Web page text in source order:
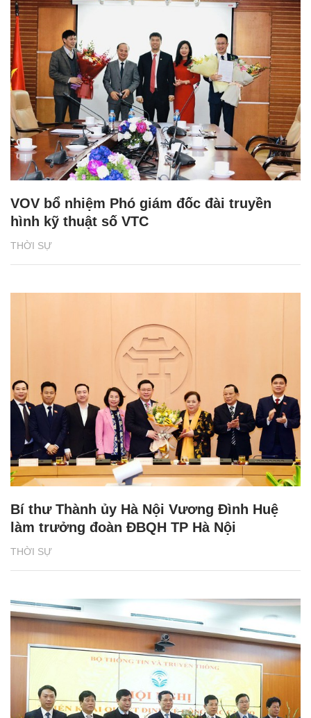
THỜI SỰ
VOV bổ nhiệm Phó giám đốc đài truyền
hình kỹ thuật số VTC
THỜI SỰ
Bí thư Thành ủy Hà Nội Vương Đình Huệ
làm trưởng đoàn ĐBQH TP Hà Nội